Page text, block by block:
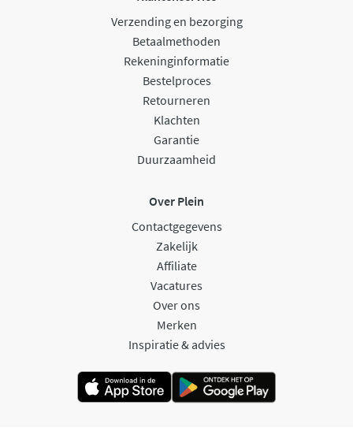
Verzending en bezorging
Betaalmethoden
Rekeninginformatie
Bestelproces
Retourneren
Klachten
Garantie
Duurzaamheid
Over Plein
Contactgegevens
Zakelijk
Affiliate
Vacatures
Over ons
Merken
Inspiratie & advies